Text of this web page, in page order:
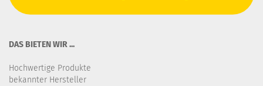
DAS BIETEN WIR ...
Hochwertige Produkte
bekannter Hersteller